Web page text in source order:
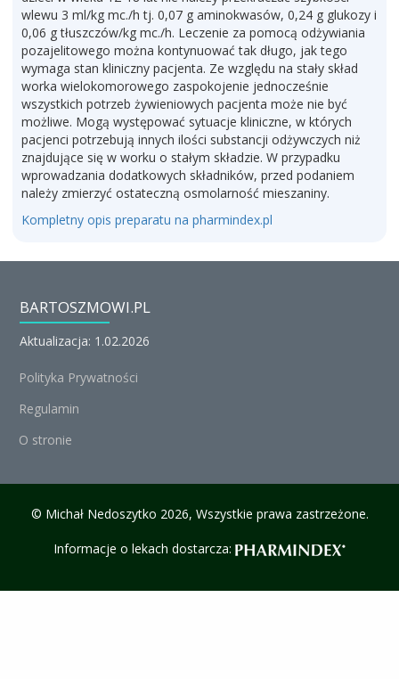
wlewu 3 ml/kg mc./h tj. 0,07 g aminokwasów, 0,24 g glukozy i
0,06 g tłuszczów/kg mc./h. Leczenie za pomocą odżywiania
pozajelitowego można kontynuować tak długo, jak tego
wymaga stan kliniczny pacjenta. Ze względu na stały skład
worka wielokomorowego zaspokojenie jednocześnie
wszystkich potrzeb żywieniowych pacjenta może nie być
możliwe. Mogą występować sytuacje kliniczne, w których
pacjenci potrzebują innych ilości substancji odżywczych niż
znajdujące się w worku o stałym składzie. W przypadku
wprowadzania dodatkowych składników, przed podaniem
należy zmierzyć ostateczną osmolarność mieszaniny.
Kompletny opis preparatu na pharmindex.pl
BARTOSZMOWI.PL
Aktualizacja: 1.02.2026
Polityka Prywatności
Regulamin
O stronie
© Michał Nedoszytko 2026, Wszystkie prawa zastrzeżone.
Informacje o lekach dostarcza: